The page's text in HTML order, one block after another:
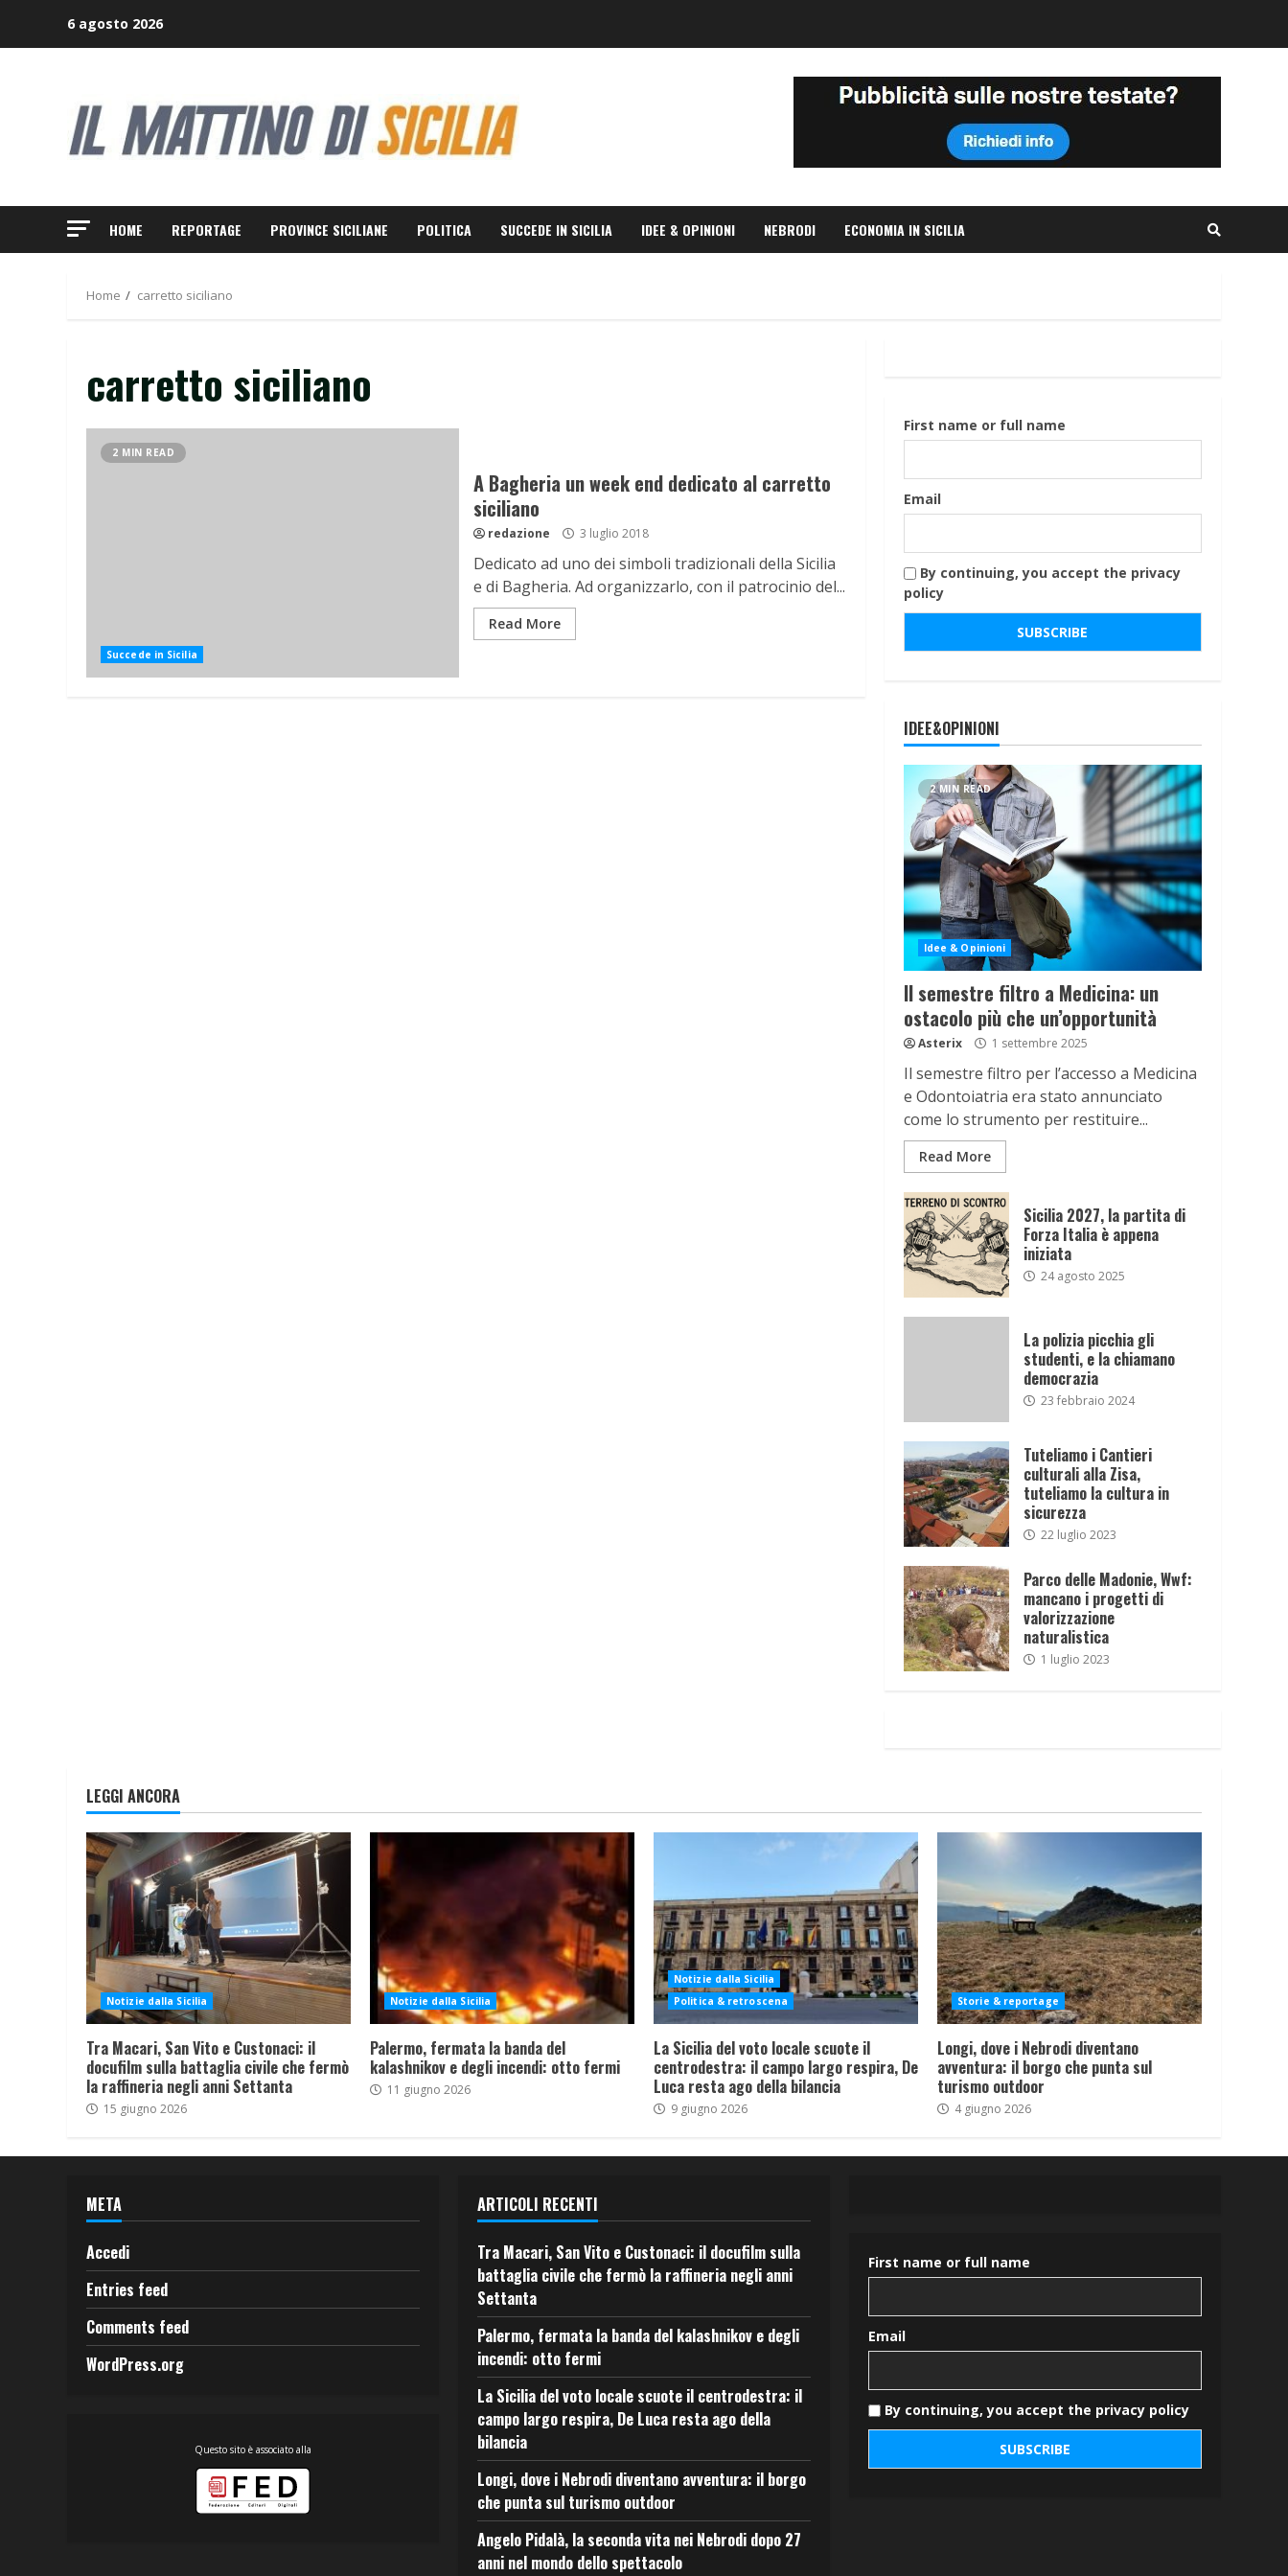
6 agosto 2026
HOME REPORTAGE PROVINCE SICILIANE POLITICA SUCCEDE IN SICILIA IDEE & OPINIONI NEBRODI ECONOMIA IN SICILIA
Home carretto siciliano
carretto siciliano
2 MIN READ
Succede in Sicilia
A Bagheria un week end dedicato al carretto
siciliano
redazione 3 luglio 2018
Dedicato ad uno dei simboli tradizionali della Sicilia
e di Bagheria. Ad organizzarlo, con il patrocinio del...
Read More
First name or full name
Email
By continuing, you accept the privacy
policy
IDEE&OPINIONI
2 MIN READ
Idee & Opinioni
Il semestre filtro a Medicina: un
ostacolo più che un’opportunità
Asterix 1 settembre 2025
Il semestre filtro per l’accesso a Medicina
e Odontoiatria era stato annunciato
come lo strumento per restituire...
Read More
Sicilia 2027, la partita di
Forza Italia è appena
iniziata
24 agosto 2025
La polizia picchia gli
studenti, e la chiamano
democrazia
23 febbraio 2024
Tuteliamo i Cantieri
culturali alla Zisa,
tuteliamo la cultura in
sicurezza
22 luglio 2023
Parco delle Madonie, Wwf:
mancano i progetti di
valorizzazione
naturalistica
1 luglio 2023
LEGGI ANCORA
Notizie dalla Sicilia
Tra Macari, San Vito e Custonaci: il
docufilm sulla battaglia civile che fermò
la raffineria negli anni Settanta
15 giugno 2026
Notizie dalla Sicilia
Palermo, fermata la banda del
kalashnikov e degli incendi: otto fermi
11 giugno 2026
Notizie dalla Sicilia
Politica & retroscena
La Sicilia del voto locale scuote il
centrodestra: il campo largo respira, De
Luca resta ago della bilancia
9 giugno 2026
Storie & reportage
Longi, dove i Nebrodi diventano
avventura: il borgo che punta sul
turismo outdoor
4 giugno 2026
META
Accedi
Entries feed
Comments feed
WordPress.org
Questo sito è associato alla
ARTICOLI RECENTI
Tra Macari, San Vito e Custonaci: il docufilm sulla
battaglia civile che fermò la raffineria negli anni
Settanta
Palermo, fermata la banda del kalashnikov e degli
incendi: otto fermi
La Sicilia del voto locale scuote il centrodestra: il
campo largo respira, De Luca resta ago della
bilancia
Longi, dove i Nebrodi diventano avventura: il borgo
che punta sul turismo outdoor
Angelo Pidalà, la seconda vita nei Nebrodi dopo 27
anni nel mondo dello spettacolo
First name or full name
Email
By continuing, you accept the privacy policy